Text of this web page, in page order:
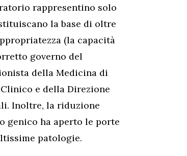
rappresentino solo
la base di oltre
(la capacità
governo del
della Medicina di
e della Direzione
Inoltre, la riduzione
genico ha aperto le porte
patologie.